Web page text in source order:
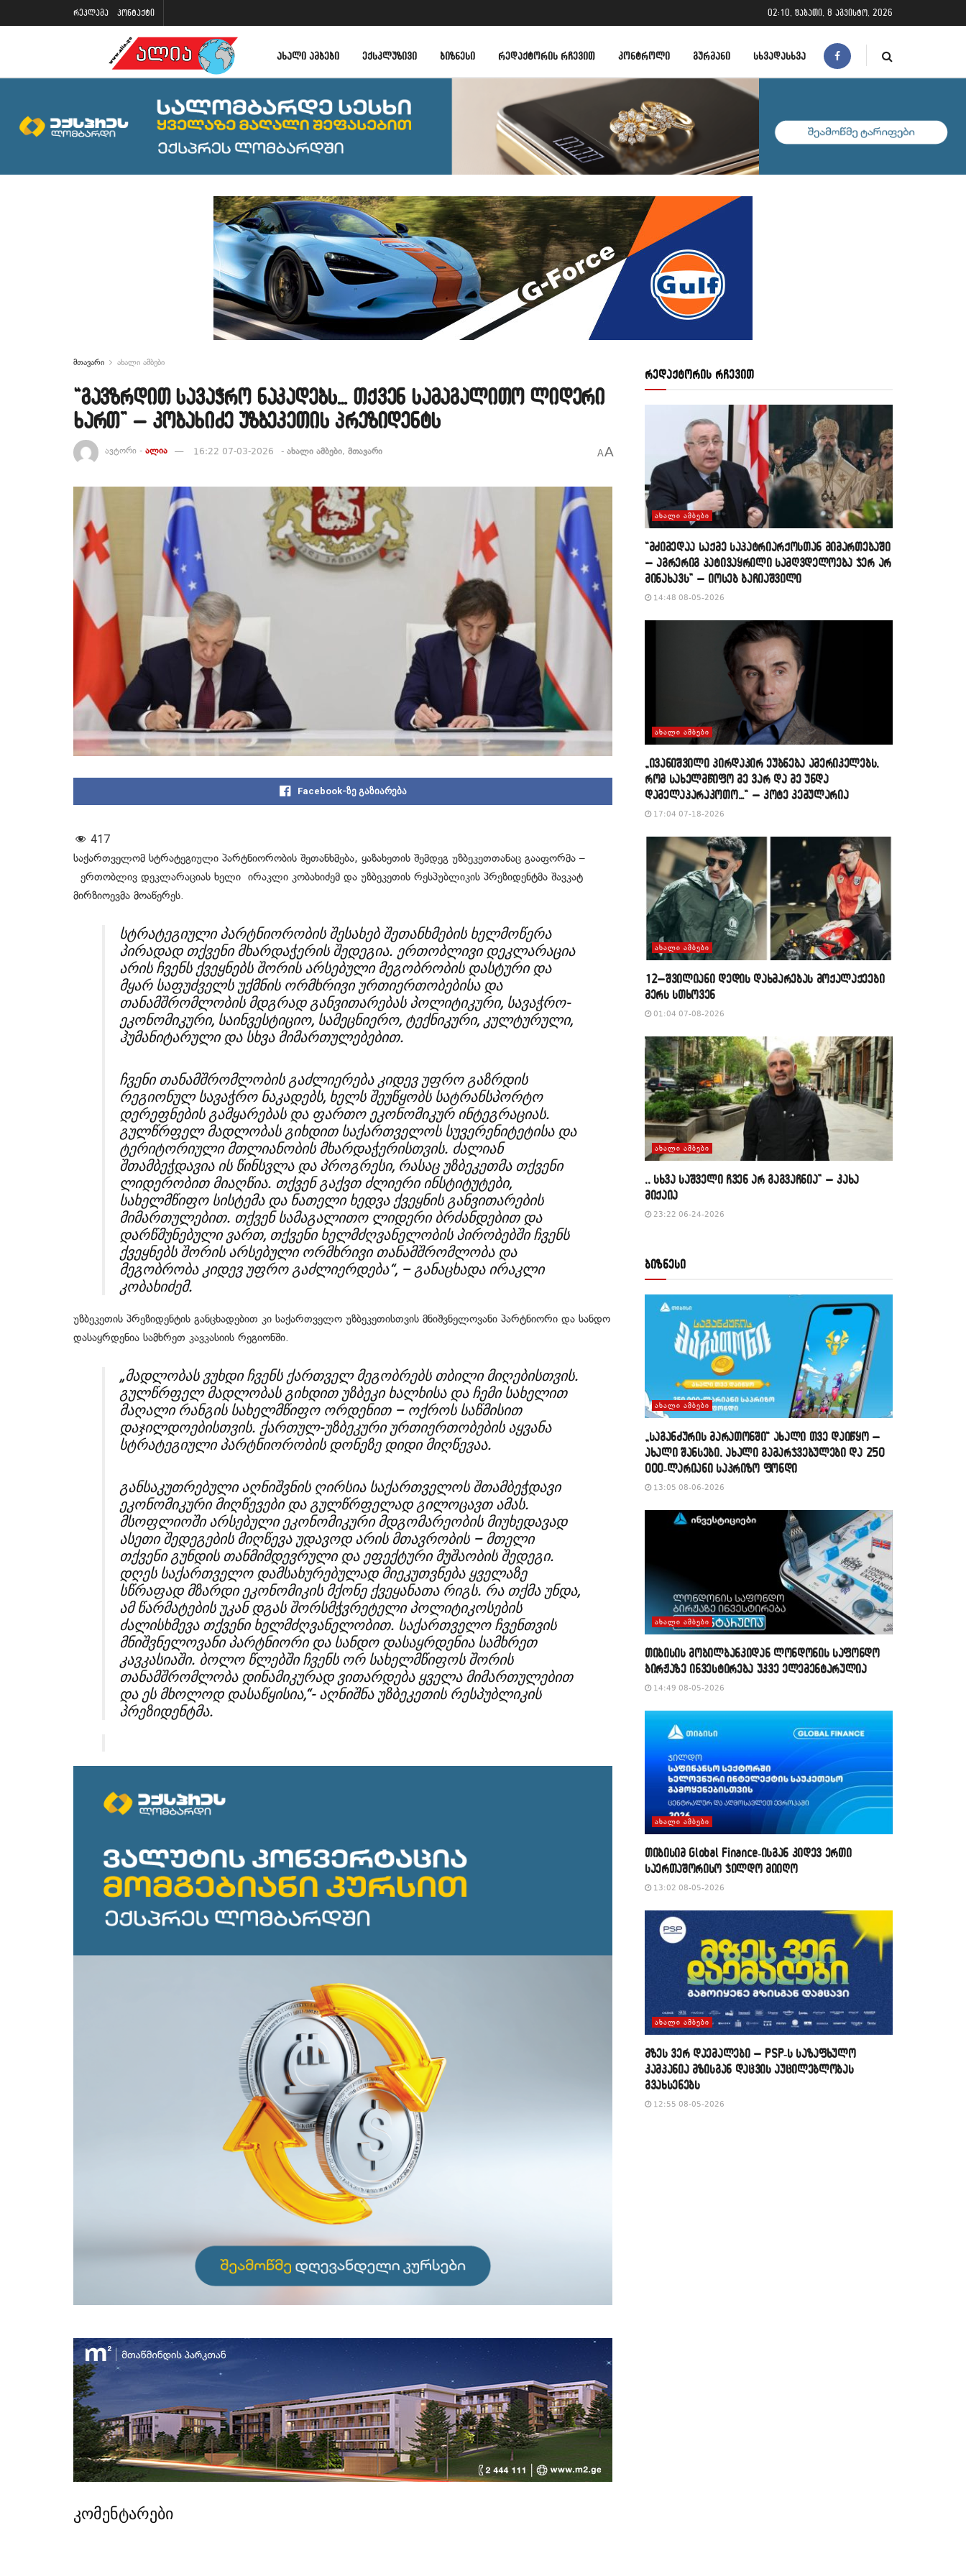
რეკლამა კონტაქტი 02:10, შაბათი, 8 აგვისტო, 2026
ᲐᲮᲐᲚᲘ ᲐᲛᲑᲔᲑᲘ ᲔᲥᲡᲙᲚᲣᲖᲘᲕᲘ ᲑᲘᲖᲜᲔᲡᲘ ᲠᲔᲓᲐᲥᲢᲝᲠᲘᲡ ᲠᲩᲔᲕᲘᲗ ᲙᲝᲜᲢᲠᲝᲚᲘ ᲒᲣᲠᲛᲐᲜᲘ ᲡᲮᲕᲐᲓᲐᲡᲮᲕᲐ
მთავარი ახალი ამბები
“გავზრდით სავაჭრო ნაკადებს… თქვენ სამაგალითო ლიდერი
ხართ” – კობახიძე უზბეკეთის პრეზიდენტს
ავტორი - ალია 16:22 07-03-2026 - ახალი ამბები, მთავარი AA
Facebook-ზე გაზიარება
417
საქართველომ სტრატეგიული პარტნიორობის შეთანხმება, ყაზახეთის შემდეგ უზბეკეთთანაც გააფორმა –
ერთობლივ დეკლარაციას ხელი ირაკლი კობახიძემ და უზბეკეთის რესპუბლიკის პრეზიდენტმა შავკატ
მირზიოევმა მოაწერეს.
სტრატეგიული პარტნიორობის შესახებ შეთანხმების ხელმოწერა
პირადად თქვენი მხარდაჭერის შედეგია. ერთობლივი დეკლარაცია
არის ჩვენს ქვეყნებს შორის არსებული მეგობრობის დასტური და
მყარ საფუძველს უქმნის ორმხრივი ურთიერთობებისა და
თანამშრომლობის მდგრად განვითარებას პოლიტიკური, სავაჭრო-
ეკონომიკური, საინვესტიციო, სამეცნიერო, ტექნიკური, კულტურული,
ჰუმანიტარული და სხვა მიმართულებებით.
ჩვენი თანამშრომლობის გაძლიერება კიდევ უფრო გაზრდის
რეგიონულ სავაჭრო ნაკადებს, ხელს შეუწყობს სატრანსპორტო
დერეფნების გამყარებას და ფართო ეკონომიკურ ინტეგრაციას.
გულწრფელ მადლობას გიხდით საქართველოს სუვერენიტეტისა და
ტერიტორიული მთლიანობის მხარდაჭერისთვის. ძალიან
შთამბეჭდავია ის წინსვლა და პროგრესი, რასაც უზბეკეთმა თქვენი
ლიდერობით მიაღწია. თქვენ გაქვთ ძლიერი ინსტიტუტები,
სახელმწიფო სისტემა და ნათელი ხედვა ქვეყნის განვითარების
მიმართულებით. თქვენ სამაგალითო ლიდერი ბრძანდებით და
დარწმუნებული ვართ, თქვენი ხელმძღვანელობის პირობებში ჩვენს
ქვეყნებს შორის არსებული ორმხრივი თანამშრომლობა და
მეგობრობა კიდევ უფრო გაძლიერდება“, – განაცხადა ირაკლი
კობახიძემ.
უზბეკეთის პრეზიდენტის განცხადებით კი საქართველო უზბეკეთისთვის მნიშვნელოვანი პარტნიორი და სანდო
დასაყრდენია სამხრეთ კავკასიის რეგიონში.
„მადლობას ვუხდი ჩვენს ქართველ მეგობრებს თბილი მიღებისთვის.
გულწრფელ მადლობას გიხდით უზბეკი ხალხისა და ჩემი სახელით
მაღალი რანგის სახელმწიფო ორდენით – ოქროს საწმისით
დაჯილდოებისთვის. ქართულ-უზბეკური ურთიერთობების აყვანა
სტრატეგიული პარტნიორობის დონეზე დიდი მიღწევაა.
განსაკუთრებული აღნიშვნის ღირსია საქართველოს შთამბეჭდავი
ეკონომიკური მიღწევები და გულწრფელად გილოცავთ ამას.
მსოფლიოში არსებული ეკონომიკური მდგომარეობის მიუხედავად
ასეთი შედეგების მიღწევა უდავოდ არის მთავრობის – მთელი
თქვენი გუნდის თანმიმდევრული და ეფექტური მუშაობის შედეგი.
დღეს საქართველო დამსახურებულად მიეკუთვნება ყველაზე
სწრაფად მზარდი ეკონომიკის მქონე ქვეყანათა რიგს. რა თქმა უნდა,
ამ წარმატების უკან დგას შორსმჭვრეტელი პოლიტიკოსების
ძალისხმევა თქვენი ხელმძღვანელობით. საქართველო ჩვენთვის
მნიშვნელოვანი პარტნიორი და სანდო დასაყრდენია სამხრეთ
კავკასიაში. ბოლო წლებში ჩვენს ორ სახელმწიფოს შორის
თანამშრომლობა დინამიკურად ვითარდება ყველა მიმართულებით
და ეს მხოლოდ დასაწყისია,“- აღნიშნა უზბეკეთის რესპუბლიკის
პრეზიდენტმა.
კომენტარები
რედაქტორის რჩევით
ᲐᲮᲐᲚᲘ ᲐᲛᲑᲔᲑᲘ
“მძიმედაა საქმე საპატრიარქოსთან მიმართებაში
– აგრერიგ პატივაყრილი სამღვდელოება ჯერ არ
მინახავს” – იოსებ ბაჩიაშვილი
14:48 08-05-2026
ᲐᲮᲐᲚᲘ ᲐᲛᲑᲔᲑᲘ
„ივანიშვილი პირდაპირ ეუბნება ამერიკელებს,
რომ სახელმწიფო მე ვარ და მე უნდა
დამელაპარაკოთო…“ – კოტე კემულარია
17:04 07-18-2026
ᲐᲮᲐᲚᲘ ᲐᲛᲑᲔᲑᲘ
12–შვილიანი დედის დახმარებას მოქალაქეები
მერს სთხოვენ
01:04 07-08-2026
ᲐᲮᲐᲚᲘ ᲐᲛᲑᲔᲑᲘ
,, სხვა საშველი ჩვენ არ გაგვაჩნია” – კახა
მიქაია
23:22 06-24-2026
ბიზნესი
ᲐᲮᲐᲚᲘ ᲐᲛᲑᲔᲑᲘ
„საგანძურის მარათონში“ ახალი თვე დაიწყო –
ახალი შანსები, ახალი გამარჯვებულები და 250
000-ლარიანი საპრიზო ფონდი
13:05 08-06-2026
ᲐᲮᲐᲚᲘ ᲐᲛᲑᲔᲑᲘ
თიბისის მობილბანკიდან ლონდონის საფონდო
ბირჟაზე ინვესტირება უკვე ელემენტარულია
14:49 08-05-2026
ᲐᲮᲐᲚᲘ ᲐᲛᲑᲔᲑᲘ
თიბისიმ Global Finance-ისგან კიდევ ერთი
საერთაშორისო ჯილდო მიიღო
13:02 08-05-2026
ᲐᲮᲐᲚᲘ ᲐᲛᲑᲔᲑᲘ
მზეს ვერ დაემალები – PSP-ს საზაფხულო
კამპანია მზისგან დაცვის აუცილებლობას
გვახსენებს
12:55 08-05-2026